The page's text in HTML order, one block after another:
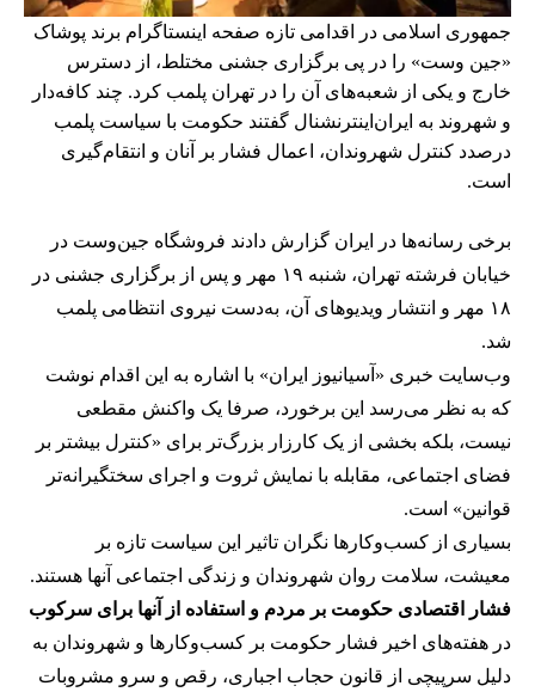
جمهوری اسلامی در اقدامی تازه صفحه اینستاگرام برند پوشاک
«جین وست» را در پی برگزاری جشنی مختلط، از دسترس
خارج و یکی از شعبه‌های آن را در تهران پلمب کرد. چند کافه‌‌دار
و شهروند به ایران‌اینترنشنال گفتند حکومت با سیاست پلمب
درصدد کنترل شهروندان، اعمال فشار بر آنان و انتقام‌گیری
است.
برخی رسانه‌ها در ایران گزارش دادند فروشگاه جین‌وست در
خیابان فرشته تهران، شنبه ۱۹ مهر و پس از برگزاری جشنی در
۱۸ مهر و انتشار ویدیوهای آن، به‌دست نیروی انتظامی پلمب
شد.
وب‌سایت خبری «آسیانیوز ایران» با اشاره به این اقدام نوشت
که به نظر می‌رسد این برخورد، صرفا یک واکنش مقطعی
نیست، بلکه بخشی از یک کارزار بزرگ‌تر برای «کنترل بیشتر بر
فضای اجتماعی، مقابله با نمایش ثروت و اجرای سختگیرانه‌تر
قوانین» است.
بسیاری از کسب‌وکارها نگران تاثیر این سیاست‌ تازه بر
معیشت، سلامت روان شهروندان و زندگی اجتماعی آنها هستند.
فشار اقتصادی حکومت بر مردم و استفاده از آنها برای سرکوب
در هفته‌های اخیر فشار حکومت بر کسب‌وکارها و شهروندان به
دلیل سرپیچی از قانون حجاب اجباری، رقص و سرو مشروبات